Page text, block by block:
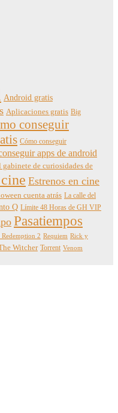
Android gratis
Aplicaciones gratis Big
conseguir
Cómo conseguir
apps de android
gabinete de curiosidades de
Estrenos en cine
cuenta atrás La calle del
Q Límite 48 Horas de GH VIP
Pasatiempos
Redemption 2 Requiem Rick y
Witcher Torrent Venom